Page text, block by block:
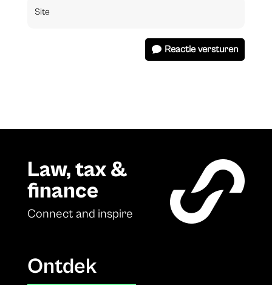
Reactie versturen
Law, tax &
finance
Connect and inspire
Ontdek